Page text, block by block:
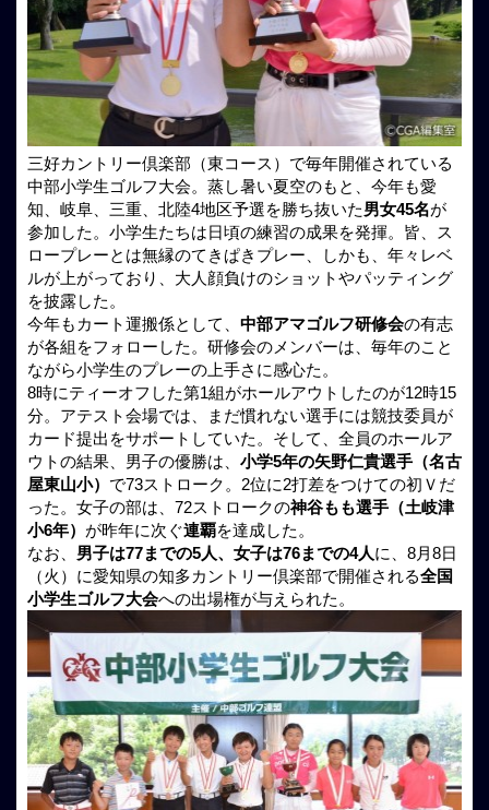
三好カントリー倶楽部（東コース）で毎年開催されている
中部小学生ゴルフ大会。蒸し暑い夏空のもと、今年も愛
知、岐阜、三重、北陸4地区予選を勝ち抜いた男女45名が
参加した。小学生たちは日頃の練習の成果を発揮。皆、ス
ロープレーとは無縁のてきぱきプレー、しかも、年々レベ
ルが上がっており、大人顔負けのショットやパッティング
を披露した。
今年もカート運搬係として、 中部アマゴルフ研修会の有志
が各組をフォローした。研修会のメンバーは、毎年のこと
ながら小学生のプレーの上手さに感心た。
8時にティーオフした第1組がホールアウトしたのが12時15
分。アテスト会場では、まだ慣れない選手には競技委員が
カード提出をサポートしていた。そして、全員のホールア
ウトの結果、男子の優勝は、 小学5年の矢野仁貴選手（名古
屋東山小） で73ストローク。2位に2打差をつけての初Ｖだ
った。女子の部は、72ストロークの神谷もも選手（土岐津
小6年） が昨年に次ぐ連覇を達成した。
なお、 男子は77までの5人、女子は76までの4人に、8月8日
（火）に愛知県の知多カントリー倶楽部で開催される全国
小学生ゴルフ大会への出場権が与えられた。